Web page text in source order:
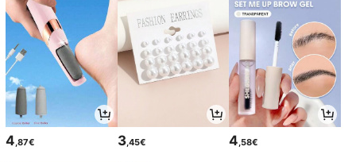
4 ,87€ 3,45€ 4 ,58€